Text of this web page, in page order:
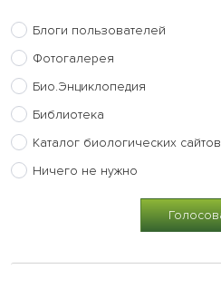
Блоги пользователей
Фотогалерея
Био.Энциклопедия
Библиотека
Каталог биологических сайтов
Ничего не нужно